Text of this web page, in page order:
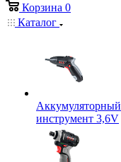
Корзина 0
Каталог
Аккумуляторный
инструмент 3,6V